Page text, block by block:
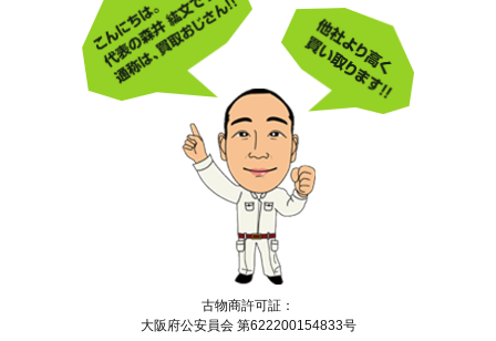
古物商許可証：
大阪府公安員会 第622200154833号